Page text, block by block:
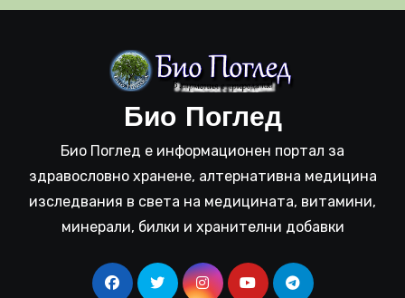
Био Поглед
Био Поглед е информационен портал за
здравословно хранене, алтернативна медицина
изследвания в света на медицината, витамини,
минерали, билки и хранителни добавки